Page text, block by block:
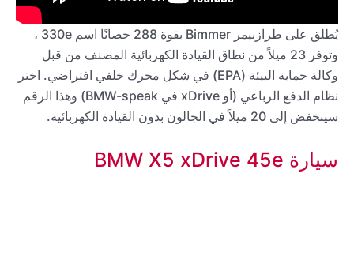
يُطلق على طرازبيمر Bimmer بقوة 288 حصانًا اسم 330e ،
وتوفر 23 ميلاً من نطاق القيادة الكهربائية المصنف من قبل
وكالة حماية البيئة (EPA) في شكل محرك خلفي افتراضي. اختر
نظام الدفع الرباعي (أو xDrive في BMW-speak) وهذا الرقم
سينخفض إلى 20 ميلاً في الجالون بدون القيادة الكهربائية.
سيارة BMW X5 xDrive 45e